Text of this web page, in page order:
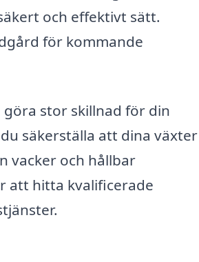
och effektivt sätt.
för kommande
göra stor skillnad för din
säkerställa att dina växter
vacker och hållbar
att hitta kvalificerade